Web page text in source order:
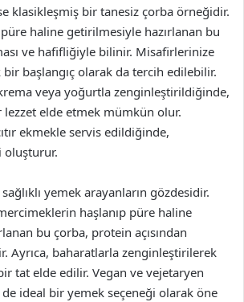
klasikleşmiş bir tanesiz çorba örneğidir.
haline getirilmesiyle hazırlanan bu
ve hafifliğiyle bilinir. Misafirlerinize
bir başlangıç olarak da tercih edilebilir.
veya yoğurtla zenginleştirildiğinde,
lezzet elde etmek mümkün olur.
ekmekle servis edildiğinde,
yemek arayanların gözdesidir.
haşlanıp püre haline
bu çorba, protein açısından
Ayrıca, baharatlarla zenginleştirilerek
tat elde edilir. Vegan ve vejetaryen
ideal bir yemek seçeneği olarak öne